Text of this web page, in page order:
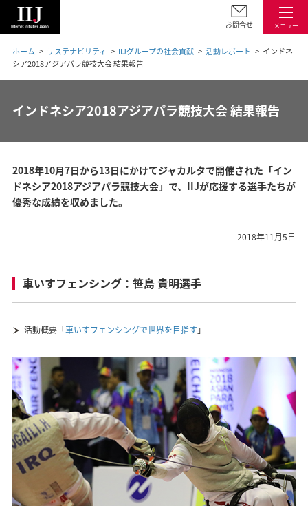
メニュー
お問合せ
ホーム サステナビリティ IIJグループの社会貢献 活動レポート
インドネ
シア2018アジアパラ競技大会 結果報告
インドネシア2018アジアパラ競技大会 結果報告
2018年10月7日から13日にかけてジャカルタで開催された「イン
ドネシア2018アジアパラ競技大会」で、IIJが応援する選手たちが
優秀な成績を収めました。
2018年11月5日
車いすフェンシング：笹島 貴明選手
活動概要「車いすフェンシングで世界を目指す 」